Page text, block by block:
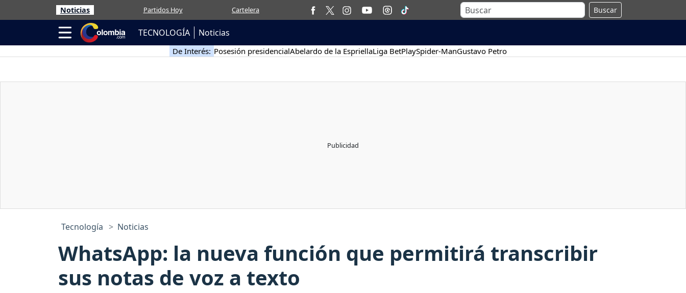
Noticias Partidos Hoy Cartelera Buscar
TECNOLOGÍA Noticias
De Interés: Posesión presidencialAbelardo de la EspriellaLiga BetPlaySpider-ManGustavo Petro
Tecnología Noticias
WhatsApp: la nueva función que permitirá transcribir
sus notas de voz a texto